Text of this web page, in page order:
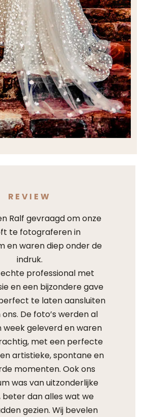
REVIEW
Ralf gevraagd om onze
te fotograferen in
en waren diep onder de
indruk.
echte professional met
en een bijzondere gave
te laten aansluiten
ons. De foto’s werden al
week geleverd en waren
met een perfecte
artistieke, spontane en
momenten. Ook ons
was van uitzonderlijke
beter dan alles wat we
gezien. Wij bevelen